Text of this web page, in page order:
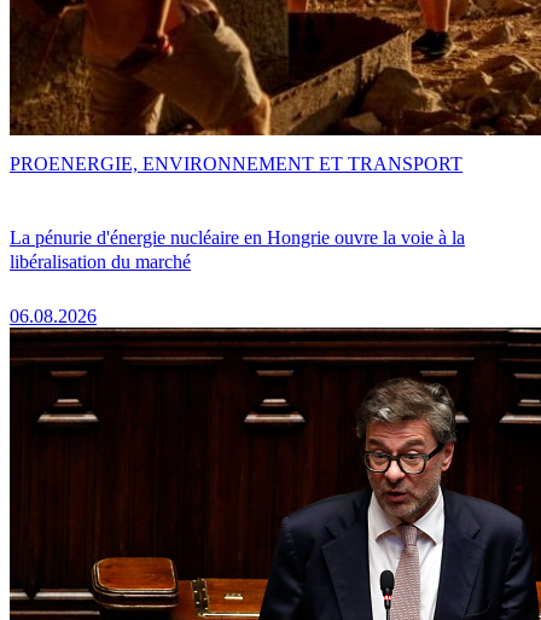
La pénurie d'énergie nucléaire en Hongrie ouvre la voie à la
libéralisation du marché
06.08.2026
PROENERGIE, ENVIRONNEMENT ET TRANSPORT